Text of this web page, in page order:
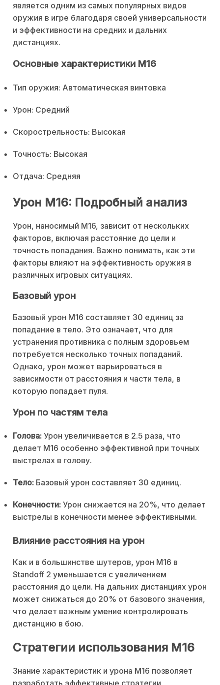
является одним из самых популярных видов
оружия в игре благодаря своей универсальности
и эффективности на средних и дальних
дистанциях.
Основные характеристики M16
Тип оружия: Автоматическая винтовка
Урон: Средний
Скорострельность: Высокая
Точность: Высокая
Отдача: Средняя
Урон M16: Подробный анализ
Урон, наносимый M16, зависит от нескольких
факторов, включая расстояние до цели и
точность попадания. Важно понимать, как эти
факторы влияют на эффективность оружия в
различных игровых ситуациях.
Базовый урон
Базовый урон M16 составляет 30 единиц за
попадание в тело. Это означает, что для
устранения противника с полным здоровьем
потребуется несколько точных попаданий.
Однако, урон может варьироваться в
зависимости от расстояния и части тела, в
которую попадает пуля.
Урон по частям тела
Голова: Урон увеличивается в 2.5 раза, что
делает M16 особенно эффективной при точных
выстрелах в голову.
Тело: Базовый урон составляет 30 единиц.
Конечности: Урон снижается на 20%, что делает
выстрелы в конечности менее эффективными.
Влияние расстояния на урон
Как и в большинстве шутеров, урон M16 в
Standoff 2 уменьшается с увеличением
расстояния до цели. На дальних дистанциях урон
может снижаться до 20% от базового значения,
что делает важным умение контролировать
дистанцию в бою.
Стратегии использования M16
Знание характеристик и урона M16 позволяет
разработать эффективные стратегии